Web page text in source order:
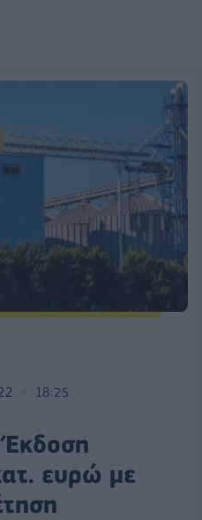
18:25
ευρώ με